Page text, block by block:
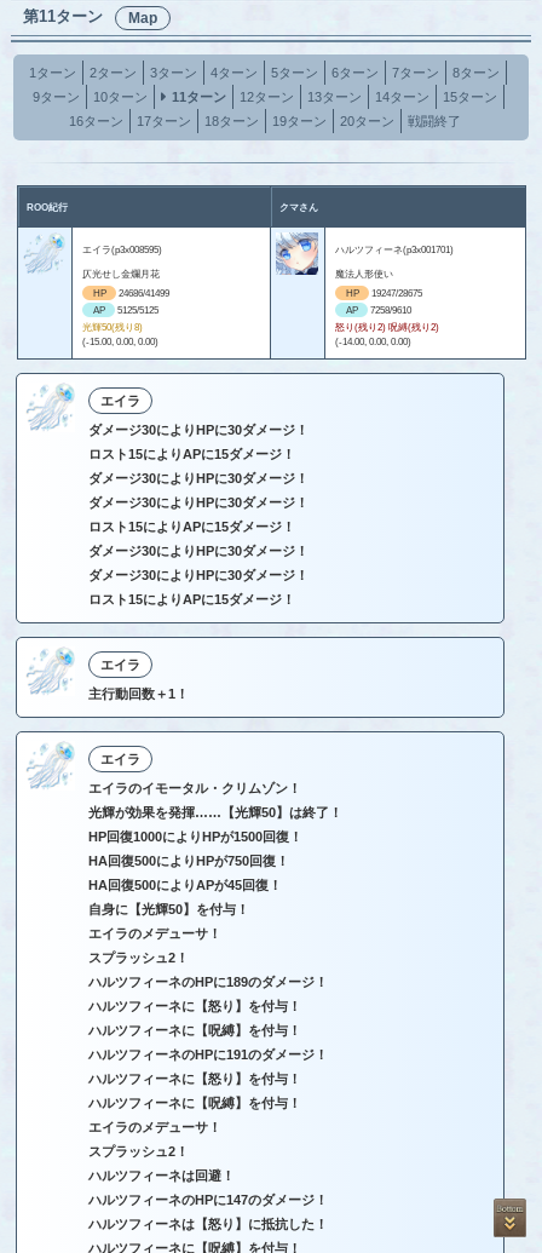
第11ターン Map
1ターン 2ターン 3ターン 4ターン 5ターン 6ターン 7ターン
8ターン
9ターン
10ターン 11ターン 12ターン 13ターン 14ターン
15ターン
16ターン
17ターン 18ターン 19ターン 20ターン 戦闘終了
ROO紀行 クマさん
エイラ(p3x008595)
仄光せし金爛月花
HP
24686/41499
AP
5125/5125
光輝50(残り8)
(-15.00, 0.00, 0.00)
ハルツフィーネ(p3x001701)
魔法人形使い
HP
19247/28675
AP
7258/9610
怒り(残り2) 呪縛(残り2)
(-14.00, 0.00, 0.00)
エイラ
ダメージ30によりHPに30ダメージ！
ロスト15によりAPに15ダメージ！
ダメージ30によりHPに30ダメージ！
ダメージ30によりHPに30ダメージ！
ロスト15によりAPに15ダメージ！
ダメージ30によりHPに30ダメージ！
ダメージ30によりHPに30ダメージ！
ロスト15によりAPに15ダメージ！
エイラ
主行動回数＋1！
エイラ
エイラのイモータル・クリムゾン！
光輝が効果を発揮……【光輝50】は終了！
HP回復1000によりHPが1500回復！
HA回復500によりHPが750回復！
HA回復500によりAPが45回復！
自身に【光輝50】を付与！
エイラのメデューサ！
スプラッシュ2！
ハルツフィーネのHPに189のダメージ！
ハルツフィーネに【怒り】を付与！
ハルツフィーネに【呪縛】を付与！
ハルツフィーネのHPに191のダメージ！
ハルツフィーネに【怒り】を付与！
ハルツフィーネに【呪縛】を付与！
エイラのメデューサ！
スプラッシュ2！
ハルツフィーネは回避！
ハルツフィーネのHPに147のダメージ！
ハルツフィーネは【怒り】に抵抗した！
ハルツフィーネに【呪縛】を付与！